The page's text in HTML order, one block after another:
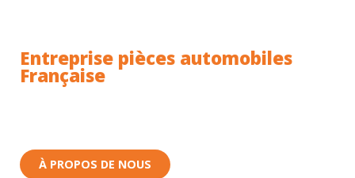
Entreprise pièces automobiles
Française
À PROPOS DE NOUS